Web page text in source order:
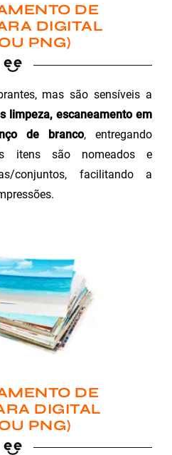
DE
DIGITAL
PNG)
mas são sensíveis a
limpeza, escaneamento em
de branco, entregando
itens são nomeados e
conjuntos, facilitando a
DE
DIGITAL
PNG)